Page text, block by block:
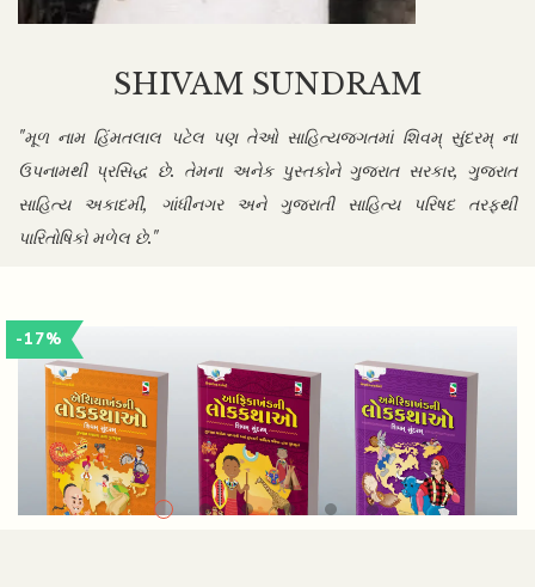
SHIVAM SUNDRAM
"મૂળ નામ હિંમતલાલ પટેલ પણ તેઓ સાહિત્યજગતમાં શિવમ્ સુંદરમ્ ના
ઉપનામથી પ્રસિદ્ધ છે. તેમના અનેક પુસ્તકોને ગુજરાત સરકાર, ગુજરાત
સાહિત્ય અકાદમી, ગાંધીનગર અને ગુજરાતી સાહિત્ય પરિષદ તરફથી
પારિતોષિકો મળેલ છે."
-17%